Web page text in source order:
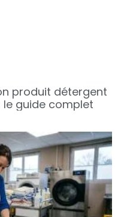
produit détergent
guide complet